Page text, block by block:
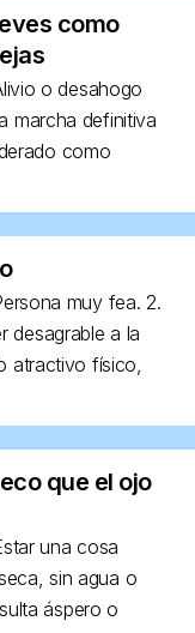
como
o desahogo
marcha definitiva
como
muy fea. 2.
desagrable a la
atractivo físico,
que el ojo
una cosa
sin agua o
áspero o